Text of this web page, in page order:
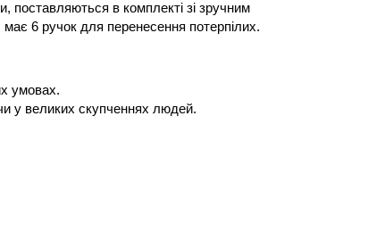
поставляються в комплекті зі зручним
6 ручок для перенесення потерпілих.
умовах.
у великих скупченнях людей.